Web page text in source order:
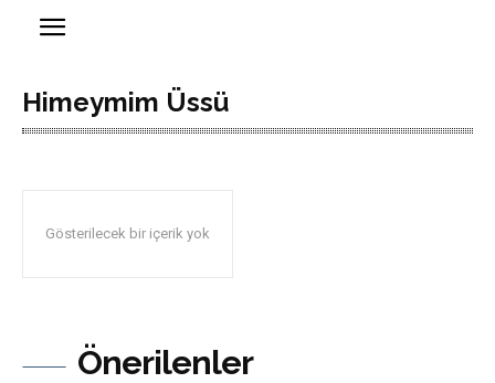
Himeymim Üssü
Gösterilecek bir içerik yok
Önerilenler